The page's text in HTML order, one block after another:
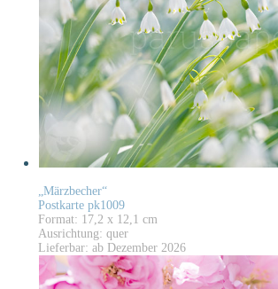
„Märzbecher“
Postkarte pk1009
Format: 17,2 x 12,1 cm
Ausrichtung: quer
Lieferbar: ab Dezember 2026